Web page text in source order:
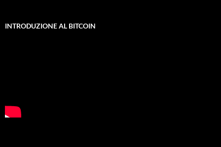
INTRODUZIONE AL BITCOIN